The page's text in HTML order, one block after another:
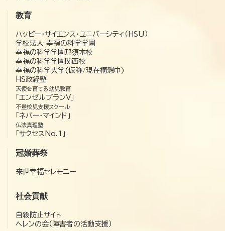
教育
ハッピー・サイエンス・ユニバーシティ（HSU）
学校法人 幸福の科学学園
幸福の科学学園那須本校
幸福の科学学園関西校
幸福の科学大学(仮称/現在構想中)
HS政経塾
天使を育てる幼児教育
「エンゼルプランV」
不登校児支援スクール
「ネバー・マインド」
仏法真理塾
「サクセスNo.1」
冠婚葬祭
来世幸福セレモニー
社会貢献
自殺防止サイト
ヘレンの会（障害者の活動支援）